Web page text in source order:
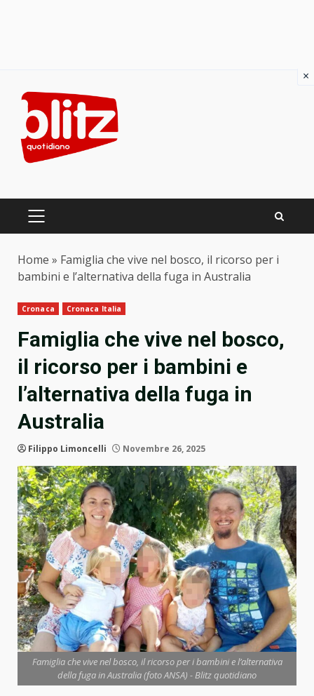
content
PRIMARY
Home » Famiglia che vive nel bosco, il ricorso per i
bambini e l’alternativa della fuga in Australia
Cronaca Cronaca Italia
Famiglia che vive nel bosco,
il ricorso per i bambini e
l’alternativa della fuga in
Australia
Filippo Limoncelli Novembre 26, 2025
Famiglia che vive nel bosco, il ricorso per i bambini e l’alternativa
della fuga in Australia (foto ANSA) - Blitz quotidiano
×